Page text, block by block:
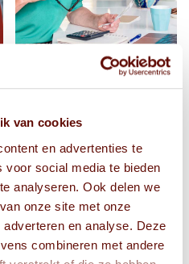
van cookies
en advertenties te
voor social media te bieden
analyseren. Ook delen we
onze site met onze
en analyse. Deze
combineren met andere